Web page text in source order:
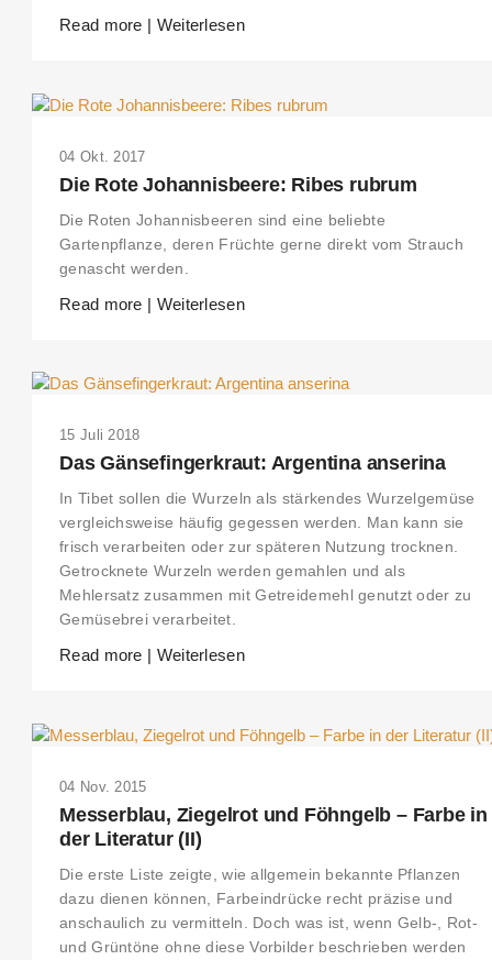
Read more | Weiterlesen
04 Okt. 2017
Die Rote Johannisbeere: Ribes rubrum
Die Roten Johannisbeeren sind eine beliebte
Gartenpflanze, deren Früchte gerne direkt vom Strauch
genascht werden.
Read more | Weiterlesen
15 Juli 2018
Das Gänsefingerkraut: Argentina anserina
In Tibet sollen die Wurzeln als stärkendes Wurzelgemüse
vergleichsweise häufig gegessen werden. Man kann sie
frisch verarbeiten oder zur späteren Nutzung trocknen.
Getrocknete Wurzeln werden gemahlen und als
Mehlersatz zusammen mit Getreidemehl genutzt oder zu
Gemüsebrei verarbeitet.
Read more | Weiterlesen
04 Nov. 2015
Messerblau, Ziegelrot und Föhngelb – Farbe in
der Literatur (II)
Die erste Liste zeigte, wie allgemein bekannte Pflanzen
dazu dienen können, Farbeindrücke recht präzise und
anschaulich zu vermitteln. Doch was ist, wenn Gelb-, Rot-
und Grüntöne ohne diese Vorbilder beschrieben werden